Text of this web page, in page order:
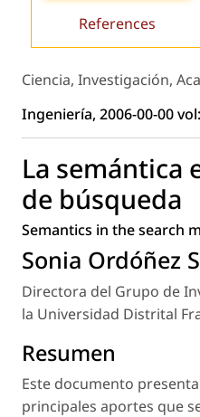
References
Ciencia, Investigación,
Ingeniería, 2006-00-00
La semántica
de búsqueda
Semantics in the search
Sonia Ordóñez
Directora del Grupo de
la Universidad Distrital
Resumen
Este documento
principales aportes que